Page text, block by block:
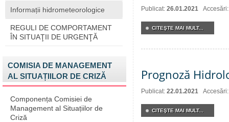
Informații hidrometeorologice
REGULI DE COMPORTAMENT
ÎN SITUAŢII DE URGENŢĂ
COMISIA DE MANAGEMENT
AL SITUAȚIILOR DE CRIZĂ
Componența Comisiei de
Management al Situațiilor de
Criză
Publicat: 26.01.2021
CITEŞTE MAI MULT...
Prognoză
Publicat: 22.01.2021
CITEŞTE MAI MULT...